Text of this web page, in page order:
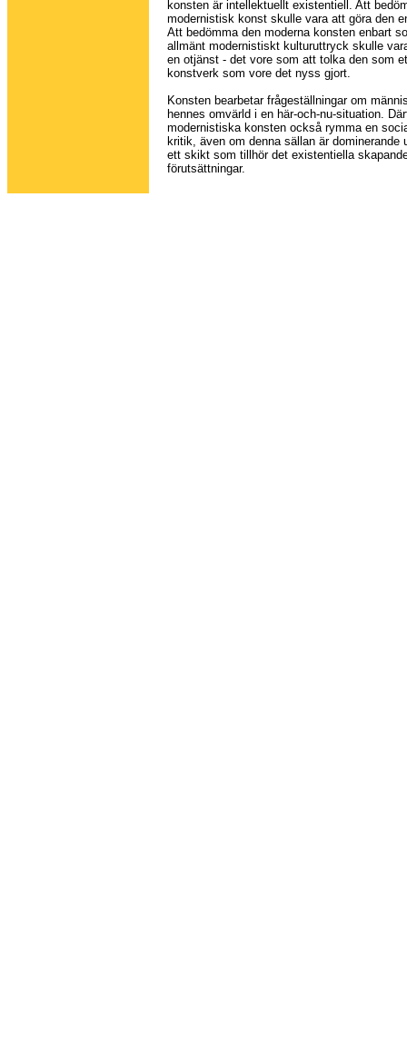
konsten är intellektuellt existentiell. Att
modernistisk konst skulle vara att göra den
Att bedömma den moderna konsten enbart
allmänt modernistiskt kulturuttryck skulle
en otjänst - det vore som att tolka den som
konstverk som vore det nyss gjort.
Konsten bearbetar frågeställningar om
hennes omvärld i en här-och-nu-situation.
modernistiska konsten också rymma en
kritik, även om denna sällan är dominerande
ett skikt som tillhör det existentiella
förutsättningar.